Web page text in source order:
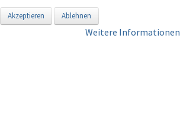
Akzeptieren Ablehnen
Weitere Informationen